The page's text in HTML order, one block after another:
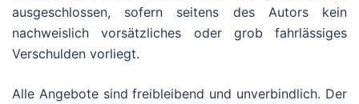
ausgeschlossen, sofern seitens des Autors kein
nachweislich vorsätzliches oder grob fahrlässiges
Verschulden vorliegt.
Alle Angebote sind freibleibend und unverbindlich. Der